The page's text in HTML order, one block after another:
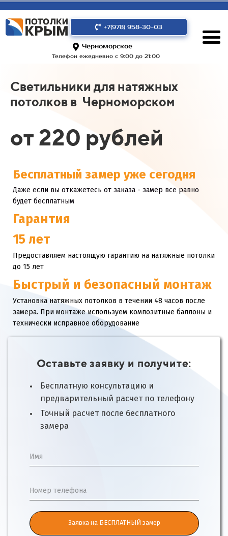
+7(978) 958-30-03
Черноморское
Телефон ежедневно с 9:00 до 21:00
Светильники для натяжных
потолков в Черноморском
от 220 рублей
Бесплатный замер уже сегодня
Даже если вы откажетесь от заказа - замер все равно
будет бесплатным
Гарантия
15 лет
Предоставляем настоящую гарантию на натяжные потолки
до 15 лет
Быстрый и безопасный монтаж
Установка натяжных потолков в течении 48 часов после
замера. При монтаже используем композитные баллоны и
технически исправное оборудование
Оставьте заявку и получите:
Бесплатную консультацию и
предварительный расчет по телефону
Точный расчет после бесплатного
замера
Имя
Номер телефона
Заявка на БЕСПЛАТНЫЙ замер